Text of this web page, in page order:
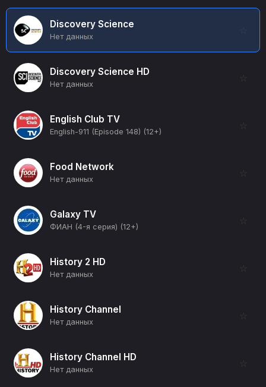
Discovery Science
Нет данных
Discovery Science HD
Нет данных
☆
English Club TV
English-911 (Episode 148) (12+)
☆
Food Network
Нет данных
☆
Galaxy TV
ФИАН (4-я серия) (12+)
☆
History 2 HD
Нет данных
☆
History Channel
Нет данных
☆
History Channel HD
Нет данных
☆